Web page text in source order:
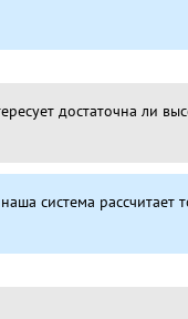
достаточна ли
система рассчитает